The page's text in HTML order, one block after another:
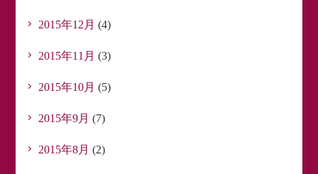
2015年12月 (4)
2015年11月 (3)
2015年10月 (5)
2015年9月 (7)
2015年8月 (2)